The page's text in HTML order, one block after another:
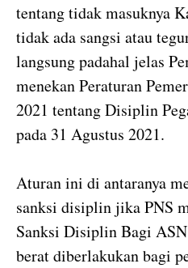
tentang tidak masuknya
tidak ada sangsi atau
langsung padahal jelas
menekan Peraturan
2021 tentang Disiplin
pada 31 Agustus 2021.
Aturan ini di antaranya
sanksi disiplin jika PNS
Sanksi Disiplin Bagi
berat diberlakukan bagi